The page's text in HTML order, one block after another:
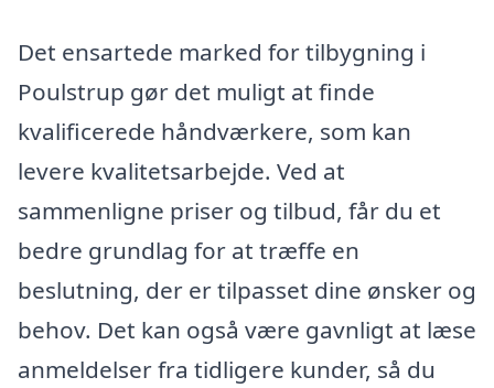
Det ensartede marked for tilbygning i
Poulstrup gør det muligt at finde
kvalificerede håndværkere, som kan
levere kvalitetsarbejde. Ved at
sammenligne priser og tilbud, får du et
bedre grundlag for at træffe en
beslutning, der er tilpasset dine ønsker og
behov. Det kan også være gavnligt at læse
anmeldelser fra tidligere kunder, så du